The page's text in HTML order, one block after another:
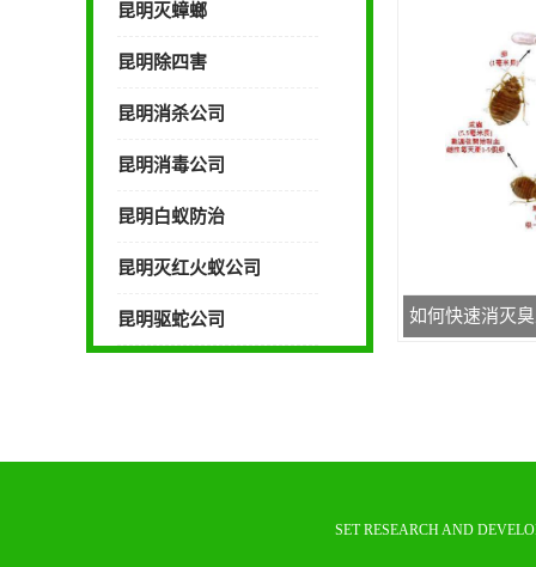
昆明灭蟑螂
昆明除四害
昆明消杀公司
昆明消毒公司
昆明白蚁防治
昆明灭红火蚁公司
昆明驱蛇公司 如何快速消灭
SET RESEARCH AND